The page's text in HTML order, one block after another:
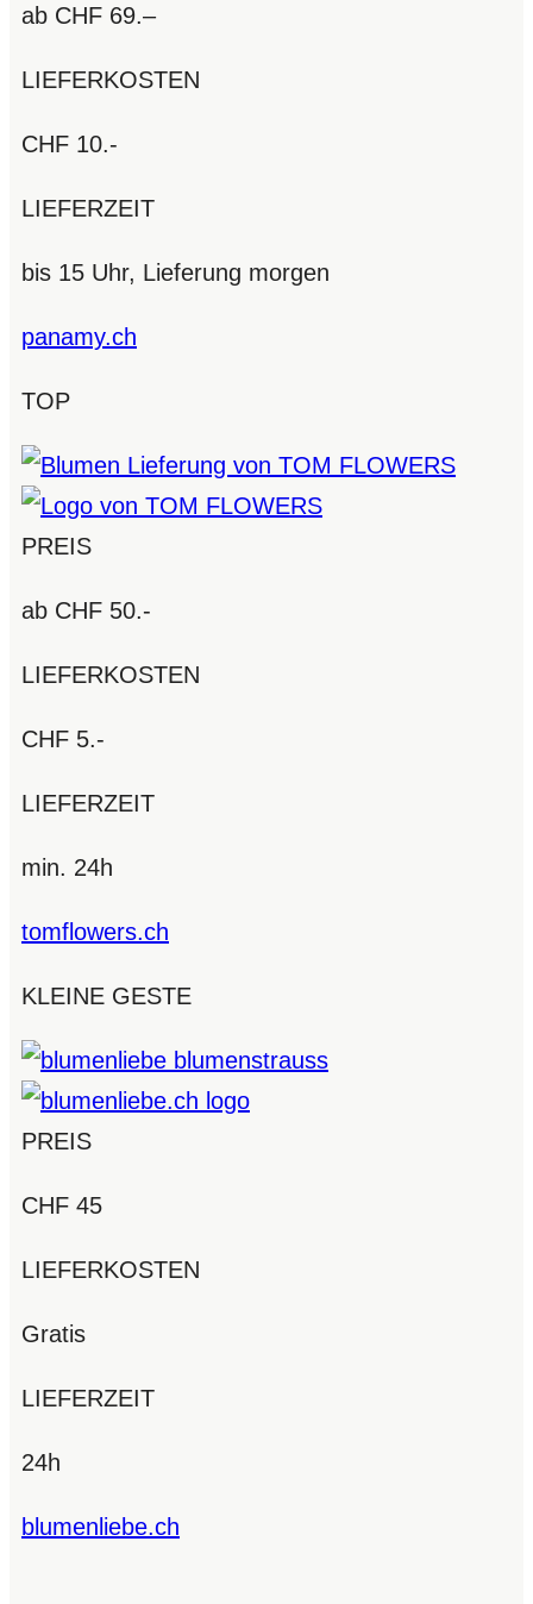
ab CHF 69.–
LIEFERKOSTEN
CHF 10.-
LIEFERZEIT
bis 15 Uhr, Lieferung morgen
panamy.ch
TOP
PREIS
ab CHF 50.-
LIEFERKOSTEN
CHF 5.-
LIEFERZEIT
min. 24h
tomflowers.ch
KLEINE GESTE
PREIS
CHF 45
LIEFERKOSTEN
Gratis
LIEFERZEIT
24h
blumenliebe.ch